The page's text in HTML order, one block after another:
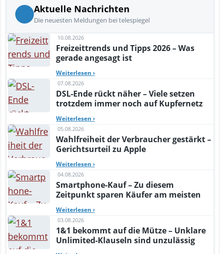
Aktuelle Nachrichten
Die neuesten Meldungen bei telespiegel
10.08.2026
Freizeittrends und Tipps 2026 – Was
gerade angesagt ist
Weiterlesen ›
07.08.2026
DSL-Ende rückt näher – Viele setzen
trotzdem immer noch auf Kupfernetz
Weiterlesen ›
05.08.2026
Wahlfreiheit der Verbraucher gestärkt –
Gerichtsurteil zu Apple
Weiterlesen ›
04.08.2026
Smartphone-Kauf – Zu diesem
Zeitpunkt sparen Käufer am meisten
Weiterlesen ›
03.08.2026
1&1 bekommt auf die Mütze – Unklare
Unlimited-Klauseln sind unzulässig